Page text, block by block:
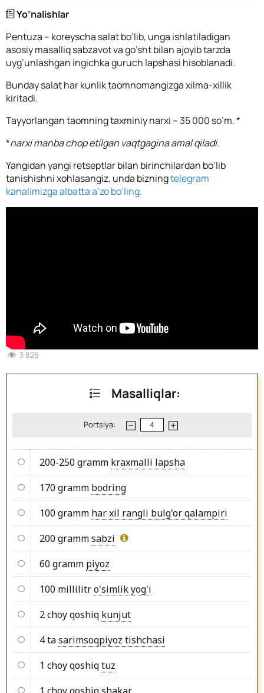
Yo’nalishlar
Pentuza – koreyscha salat bo’lib, unga ishlatiladigan
asosiy masalliq sabzavot va go’sht bilan ajoyib tarzda
uyg’unlashgan ingichka guruch lapshasi hisoblanadi.
Bunday salat har kunlik taomnomangizga xilma-xillik
kiritadi.
Tayyorlangan taomning taxminiy narxi – 35 000 so’m. *
*narxi manba chop etilgan vaqtgagina amal qiladi.
Yangidan yangi retseptlar bilan birinchilardan bo’lib
tanishishni xohlasangiz, unda bizningtelegram
kanalimizga albatta a’zo bo’ling.
3 826
Masalliqlar:
Portsiya:
200-250 gramm kraxmalli lapsha
170 gramm bodring
100 gramm har xil rangli bulg'or qalampiri
200 grammsabzi
60 gramm piyoz
100 millilitro'simlik yog'i
2 choy qoshiq kunjut
4 tasarimsoqpiyoz tishchasi
1 choy qoshiqtuz
1 choy qoshiqshakar